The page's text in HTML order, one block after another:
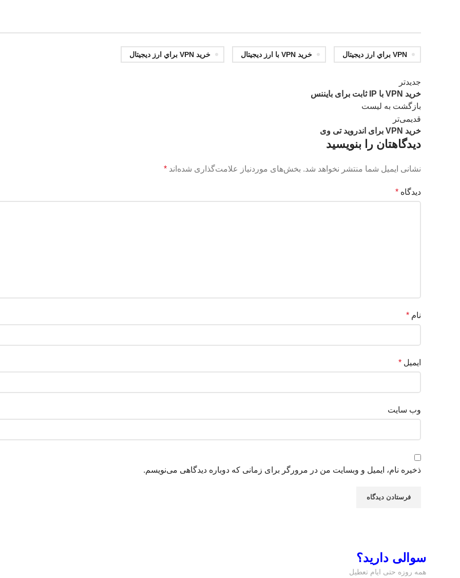
VPN براي ارز دیجیتال خرید VPN با ارز دیجیتال خرید VPN براي ارز دیجیتال
جدیدتر
خرید VPN با IP ثابت برای بایننس
بازگشت به لیست
قدیمی‌تر
خرید VPN برای اندروید تی وی
دیدگاهتان را بنویسید
نشانی ایمیل شما منتشر نخواهد شد. بخش‌های موردنیاز علامت‌گذاری شده‌اند *
دیدگاه *
نام *
ایمیل *
وب‌ سایت
ذخیره نام، ایمیل و وبسایت من در مرورگر برای زمانی که دوباره دیدگاهی می‌نویسم.
سوالی دارید؟
همه روزه حتی ایام تعطیل